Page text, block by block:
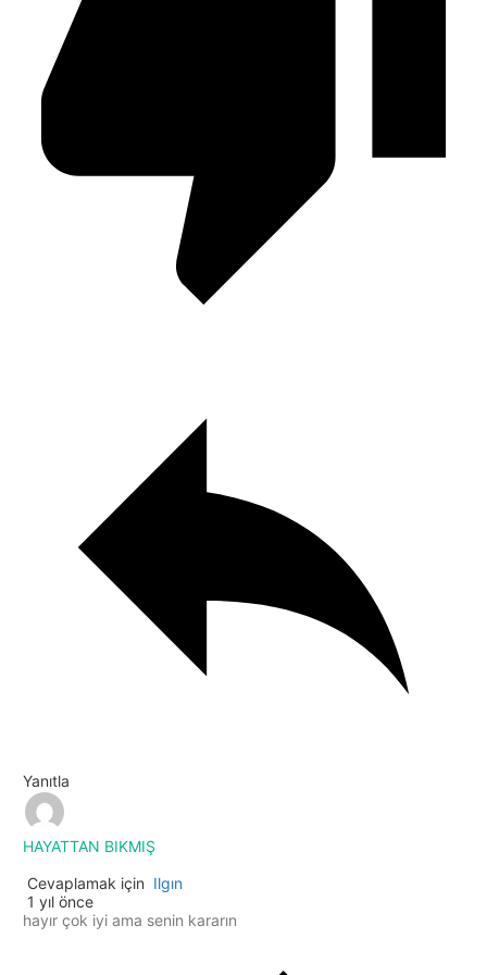
Yanıtla
HAYATTAN BIKMIŞ
Cevaplamak için Ilgın
1 yıl önce
hayır çok iyi ama senin kararın